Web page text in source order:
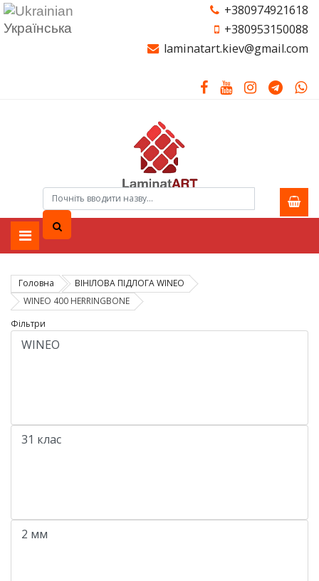
Українська
+380974921618
+380953150088
laminatart.kiev@gmail.com
Головна
ВІНІЛОВА ПІДЛОГА WINEO
WINEO 400 HERRINGBONE
Фільтри